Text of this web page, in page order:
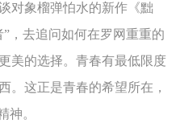
对象榴弹怕水的新作《黜
，去追问如何在罗网重重的
美的选择。青春有最低限度
。这正是青春的希望所在，
神。